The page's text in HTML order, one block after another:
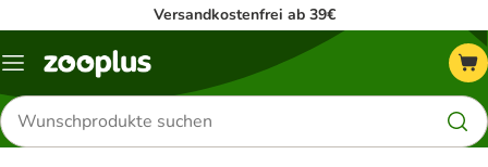
Versandkostenfrei ab 39€
Menü
Produkte
suchen